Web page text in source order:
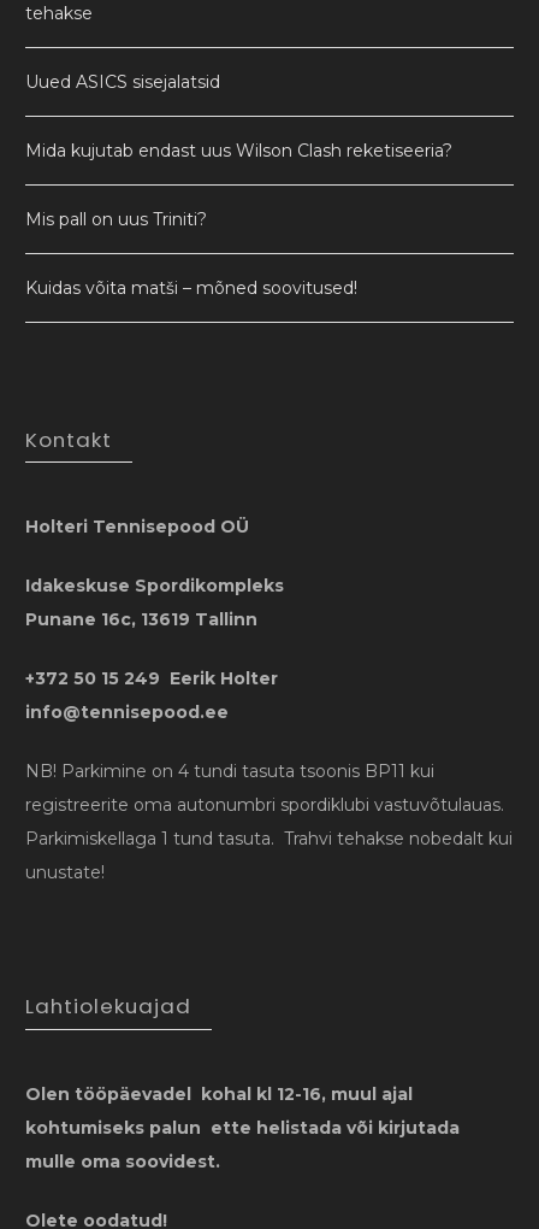
tehakse
Uued ASICS sisejalatsid
Mida kujutab endast uus Wilson Clash reketiseeria?
Mis pall on uus Triniti?
Kuidas võita matši – mõned soovitused!
Kontakt
Holteri Tennisepood OÜ
Idakeskuse Spordikompleks
Punane 16c, 13619 Tallinn
+372 50 15 249 Eerik Holter
info@tennisepood.ee
NB! Parkimine on 4 tundi tasuta tsoonis BP11 kui
registreerite oma autonumbri spordiklubi vastuvõtulauas.
Parkimiskellaga 1 tund tasuta. Trahvi tehakse nobedalt kui
unustate!
Lahtiolekuajad
Olen tööpäevadel kohal kl 12-16, muul ajal
kohtumiseks palun ette helistada või kirjutada
mulle oma soovidest.
Olete oodatud!